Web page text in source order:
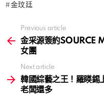
金玟廷
more
Previous article
金采源簽約SOURCE
女團
Next article
韓國綜藝之王！羅䁐
老闆還多